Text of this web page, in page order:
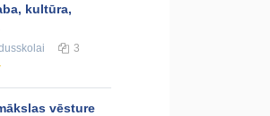
kultūra,
3
vēsture